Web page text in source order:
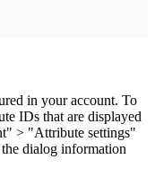
in your account. To
IDs that are displayed
> "Attribute settings"
dialog information